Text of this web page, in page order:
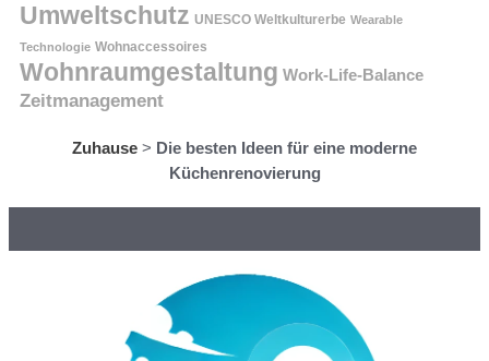
Umweltschutz UNESCO Weltkulturerbe Wearable
Technologie Wohnaccessoires
Wohnraumgestaltung Work-Life-Balance
Zeitmanagement
Zuhause > Die besten Ideen für eine moderne
Küchenrenovierung